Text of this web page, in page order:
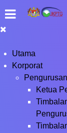
Utama
Korporat
Ketua